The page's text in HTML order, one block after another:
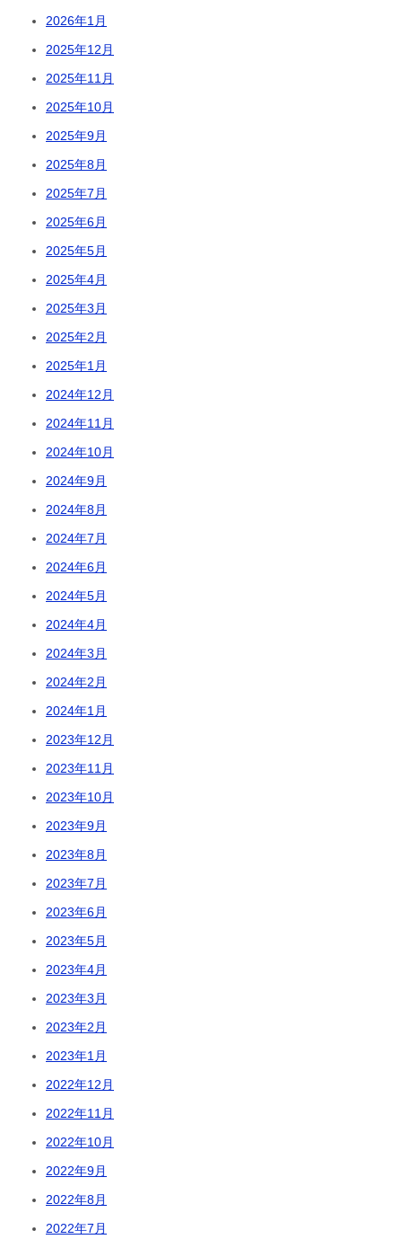
2026年1月
2025年12月
2025年11月
2025年10月
2025年9月
2025年8月
2025年7月
2025年6月
2025年5月
2025年4月
2025年3月
2025年2月
2025年1月
2024年12月
2024年11月
2024年10月
2024年9月
2024年8月
2024年7月
2024年6月
2024年5月
2024年4月
2024年3月
2024年2月
2024年1月
2023年12月
2023年11月
2023年10月
2023年9月
2023年8月
2023年7月
2023年6月
2023年5月
2023年4月
2023年3月
2023年2月
2023年1月
2022年12月
2022年11月
2022年10月
2022年9月
2022年8月
2022年7月